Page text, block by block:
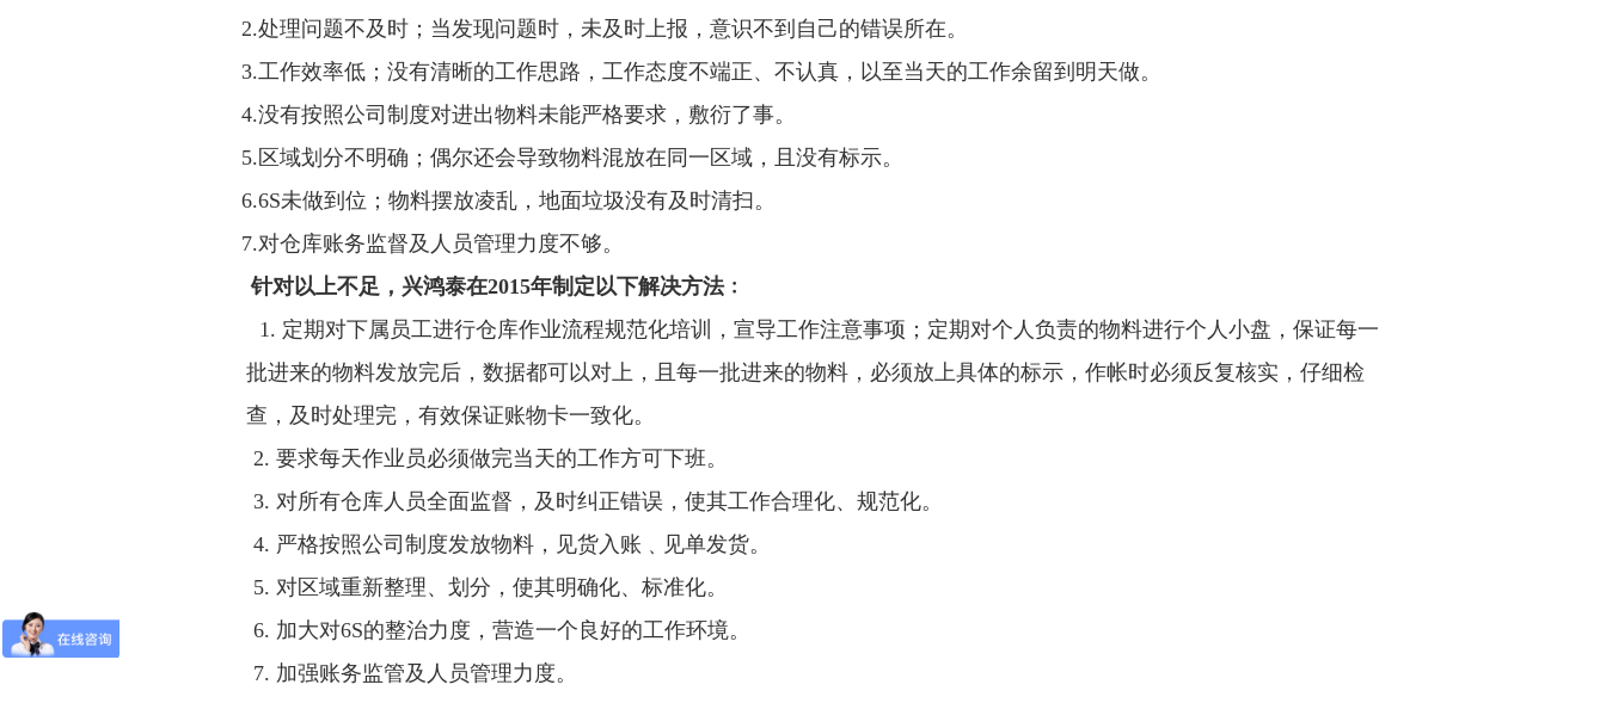
2.处理问题不及时；当发现问题时， 未及时上报，意识不到自己的错误所在。
3.工作效率低；没有清晰的工作思路，工作态度不端正、不认真，以至当天的工作余留到明天做。
4.没有按照公司 制度对进出物料未能严格要求， 敷衍了事。
5. 区域划分不明确； 偶尔还会导致物料混放在同一区域，且没有标示。
6.6S未做到位 ；物料摆放凌乱，地面垃圾没有及时清扫。
7.对仓库账务监督及人员管理力度不够。
针对以上不足， 兴鸿泰在2015年制定以下解决方法﹕
1. 定期对下属员工进行仓库作业流程规范化培训，宣导工作注意事项 ； 定期对个人负责的物料进行个人小盘，保证每一
批进来的物料发放完后， 数据都可以对上，且 每一批进来的物料，必须放上具体的标示，作帐时必须反复核实，仔细检
查，及时处理完，有效保证账物卡一致化。
2. 要求每天作业员必须做完当天的工作方可下班。
3. 对所有仓库人员全面监督，及时纠正错误，使其工作合理化、规范化。
4. 严格按照公司制度发放物料，见货入账﹑见单发货。
5. 对区域重新整理、划分，使其明确化、标准化。
6. 加大对6S的整治力度，营造一个良好的工作环境。
7. 加强账务监管及人员管理力度。